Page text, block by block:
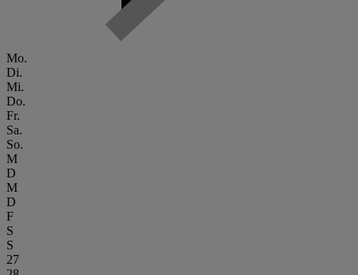
Mo.
Di.
Mi.
Do.
Fr.
Sa.
So.
M
D
M
D
F
S
S
27